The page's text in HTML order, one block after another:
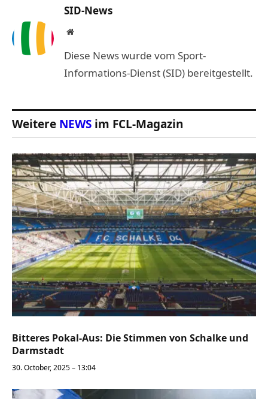
SID-News
Website
Diese News wurde vom Sport-
Informations-Dienst (SID) bereitgestellt.
Weitere NEWS im FCL-Magazin
Bitteres Pokal-Aus: Die Stimmen von Schalke und
Darmstadt
30. October, 2025 – 13:04